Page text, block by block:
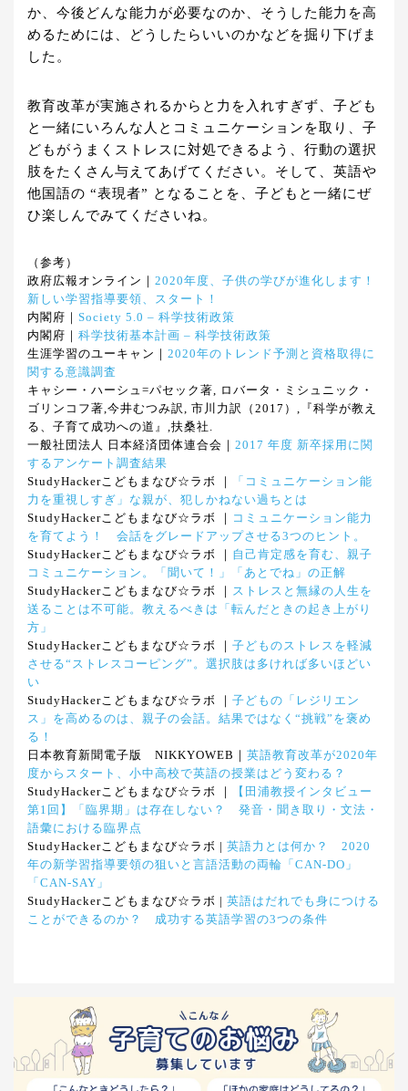
か、今後どんな能力が必要なのか、そうした能力を高
めるためには、どうしたらいいのかなどを掘り下げま
した。
教育改革が実施されるからと力を入れすぎず、子ども
と一緒にいろんな人とコミュニケーションを取り、子
どもがうまくストレスに対処できるよう、行動の選択
肢をたくさん与えてあげてください。そして、英語や
他国語の “表現者” となることを、子どもと一緒にぜ
ひ楽しんでみてくださいね。
（参考）
政府広報オンライン｜ 2020年度、子供の学びが進化します！
新しい学習指導要領、スタート！
内閣府｜ Society 5.0 – 科学技術政策
内閣府｜ 科学技術基本計画 – 科学技術政策
生涯学習のユーキャン｜ 2020年のトレンド予測と資格取得に
関する意識調査
キャシー・ハーシュ=パセック著, ロバータ・ミシュニック・
ゴリンコフ著,今井むつみ訳, 市川力訳（2017）,『科学が教え
る、子育て成功への道』,扶桑社.
一般社団法人 日本経済団体連合会｜ 2017 年度 新卒採用に関
するアンケート調査結果
StudyHackerこどもまなび☆ラボ ｜
「コミュニケーション能
力を重視しすぎ」な親が、犯しかねない過ちとは
StudyHackerこどもまなび☆ラボ ｜
コミュニケーション能力
を育てよう！ 会話をグレードアップさせる3つのヒント。
StudyHackerこどもまなび☆ラボ ｜ 自己肯定感を育む、親子
コミュニケーション。「聞いて！」「あとでね」の正解
StudyHackerこどもまなび☆ラボ ｜ ストレスと無縁の人生を
送ることは不可能。教えるべきは「転んだときの起き上がり
方」
StudyHackerこどもまなび☆ラボ ｜ 子どものストレスを軽減
させる“ストレスコーピング”。選択肢は多ければ多いほどい
い
StudyHackerこどもまなび☆ラボ ｜ 子どもの「レジリエン
ス」を高めるのは、親子の会話。結果ではなく“挑戦”を褒め
る！
日本教育新聞電子版 NIKKYOWEB｜ 英語教育改革が2020年
度からスタート、小中高校で英語の授業はどう変わる？
StudyHackerこどもまなび☆ラボ ｜
【田浦教授インタビュー
第1回】「臨界期」は存在しない？ 発音・聞き取り・文法・
語彙における臨界点
StudyHackerこどもまなび☆ラボ | 英語力とは何か？ 2020
年の新学習指導要領の狙いと言語活動の両輪「CAN-DO」
「CAN-SAY」
StudyHackerこどもまなび☆ラボ | 英語はだれでも身につける
ことができるのか？ 成功する英語学習の3つの条件